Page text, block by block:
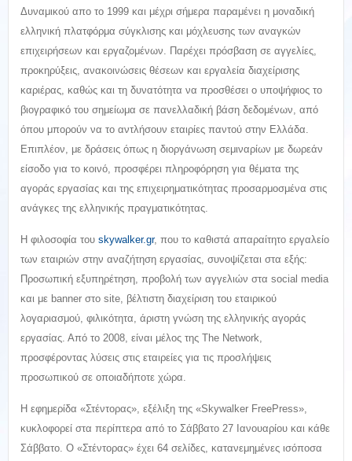
Δυναμικού απο το 1999 και μέχρι σήμερα παραμένει η μοναδική
ελληνική πλατφόρμα σύγκλισης και μόχλευσης των αναγκών
επιχειρήσεων και εργαζομένων. Παρέχει πρόσβαση σε αγγελίες,
προκηρύξεις, ανακοινώσεις θέσεων και εργαλεία διαχείρισης
καριέρας, καθώς και τη δυνατότητα να προσθέσει ο υποψήφιος το
βιογραφικό του σημείωμα σε πανελλαδική βάση δεδομένων, από
όπου μπορούν να το αντλήσουν εταιρίες παντού στην Ελλάδα.
Επιπλέον, με δράσεις όπως η διοργάνωση σεμιναρίων με δωρεάν
είσοδο για το κοινό, προσφέρει πληροφόρηση για θέματα της
αγοράς εργασίας και της επιχειρηματικότητας προσαρμοσμένα στις
ανάγκες της ελληνικής πραγματικότητας.
Η φιλοσοφία του skywalker.gr, που το καθιστά απαραίτητο εργαλείο
των εταιριών στην αναζήτηση εργασίας, συνοψίζεται στα εξής:
Προσωπική εξυπηρέτηση, προβολή των αγγελιών στα social media
και με banner στο site, βέλτιστη διαχείριση του εταιρικού
λογαριασμού, φιλικότητα, άριστη γνώση της ελληνικής αγοράς
εργασίας. Από το 2008, είναι μέλος της The Network,
προσφέροντας λύσεις στις εταιρείες για τις προσλήψεις
προσωπικού σε οποιαδήποτε χώρα.
Η εφημερίδα «Στέντορας», εξέλιξη της «Skywalker FreePress»,
κυκλοφορεί στα περίπτερα από το Σάββατο 27 Ιανουαρίου και κάθε
Σάββατο. Ο «Στέντορας» έχει 64 σελίδες, κατανεμημένες ισόποσα